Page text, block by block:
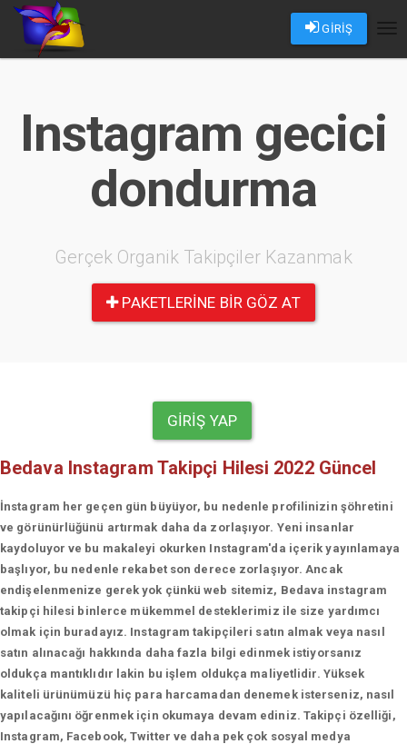
GİRİŞ
Instagram gecici
dondurma
Gerçek Organik Takipçiler Kazanmak
PAKETLERINE BIR GÖZ AT
GIRIŞ YAP
Bedava Instagram Takipçi Hilesi 2022 Güncel
İnstagram her geçen gün büyüyor, bu nedenle profilinizin şöhretini
ve görünürlüğünü artırmak daha da zorlaşıyor. Yeni insanlar
kaydoluyor ve bu makaleyi okurken Instagram'da içerik yayınlamaya
başlıyor, bu nedenle rekabet son derece zorlaşıyor. Ancak
endişelenmenize gerek yok çünkü web sitemiz, Bedava instagram
takipçi hilesi binlerce mükemmel desteklerimiz ile size yardımcı
olmak için buradayız. Instagram takipçileri satın almak veya nasıl
satın alınacağı hakkında daha fazla bilgi edinmek istiyorsanız
oldukça mantıklıdır lakin bu işlem oldukça maliyetlidir. Yüksek
kaliteli ürünümüzü hiç para harcamadan denemek isterseniz, nasıl
yapılacağını öğrenmek için okumaya devam ediniz. Takipçi özelliği,
Instagram, Facebook, Twitter ve daha pek çok sosyal medya